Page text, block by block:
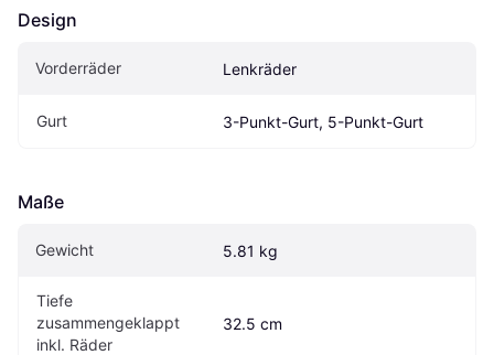
Design
Vorderräder Lenkräder
Gurt 3-Punkt-Gurt, 5-Punkt-Gurt
Maße
Gewicht 5.81 kg
Tiefe
zusammengeklappt
inkl. Räder
32.5 cm